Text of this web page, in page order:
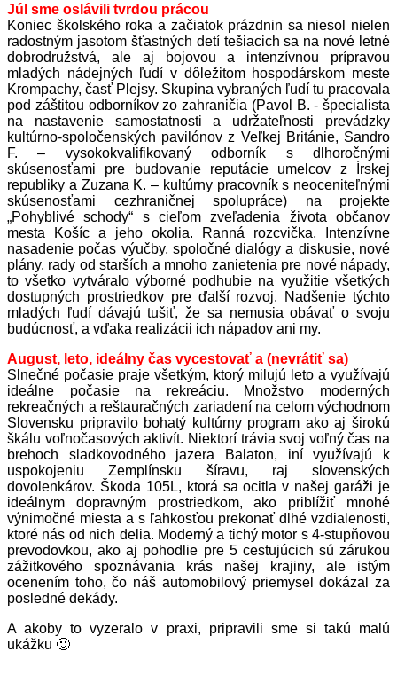
Júl sme oslávili tvrdou prácou
Koniec školského roka a začiatok prázdnin sa niesol nielen
radostným jasotom šťastných detí tešiacich sa na nové letné
dobrodružstvá, ale aj bojovou a intenzívnou prípravou
mladých nádejných ľudí v dôležitom hospodárskom meste
Krompachy, časť Plejsy. Skupina vybraných ľudí tu pracovala
pod záštitou odborníkov zo zahraničia (Pavol B. - špecialista
na nastavenie samostatnosti a udržateľnosti prevádzky
kultúrno-spoločenských pavilónov z Veľkej Británie, Sandro
F. – vysokokvalifikovaný odborník s dlhoročnými
skúsenosťami pre budovanie reputácie umelcov z Írskej
republiky a Zuzana K. – kultúrny pracovník s neoceniteľnými
skúsenosťami cezhraničnej spolupráce) na projekte
„Pohyblivé schody“ s cieľom zveľadenia života občanov
mesta Košíc a jeho okolia. Ranná rozcvička, Intenzívne
nasadenie počas výučby, spoločné dialógy a diskusie, nové
plány, rady od starších a mnoho zanietenia pre nové nápady,
to všetko vytváralo výborné podhubie na využitie všetkých
dostupných prostriedkov pre ďalší rozvoj. Nadšenie týchto
mladých ľudí dávajú tušiť, že sa nemusia obávať o svoju
budúcnosť, a vďaka realizácii ich nápadov ani my.
August, leto, ideálny čas vycestovať a (nevrátiť sa)
Slnečné počasie praje všetkým, ktorý milujú leto a využívajú
ideálne počasie na rekreáciu. Množstvo moderných
rekreačných a reštauračných zariadení na celom východnom
Slovensku pripravilo bohatý kultúrny program ako aj širokú
škálu voľnočasových aktivít. Niektorí trávia svoj voľný čas na
brehoch sladkovodného jazera Balaton, iní využívajú k
uspokojeniu Zemplínsku šíravu, raj slovenských
dovolenkárov. Škoda 105L, ktorá sa ocitla v našej garáži je
ideálnym dopravným prostriedkom, ako priblížiť mnohé
výnimočné miesta a s ľahkosťou prekonať dlhé vzdialenosti,
ktoré nás od nich delia. Moderný a tichý motor s 4-stupňovou
prevodovkou, ako aj pohodlie pre 5 cestujúcich sú zárukou
zážitkového spoznávania krás našej krajiny, ale istým
ocenením toho, čo náš automobilový priemysel dokázal za
posledné dekády.
A akoby to vyzeralo v praxi, pripravili sme si takú malú
ukážku 🙂